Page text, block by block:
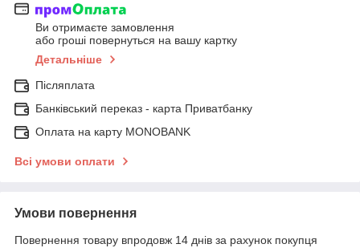
Ви отримаєте замовлення
або гроші повернуться на вашу картку
Детальніше
Післяплата
Банківський переказ - карта Приватбанку
Оплата на карту MONOBANK
Всі умови оплати
Умови повернення
Повернення товару впродовж 14 днів за рахунок покупця